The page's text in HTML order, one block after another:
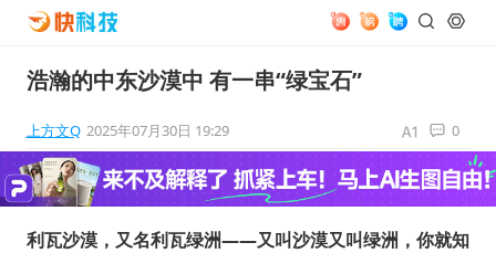
浩瀚的中东沙漠中 有一串“绿宝石”
上方文Q 2025年07月30日 19:29 0
利瓦沙漠，又名利瓦绿洲——又叫沙漠又叫绿洲，你就知